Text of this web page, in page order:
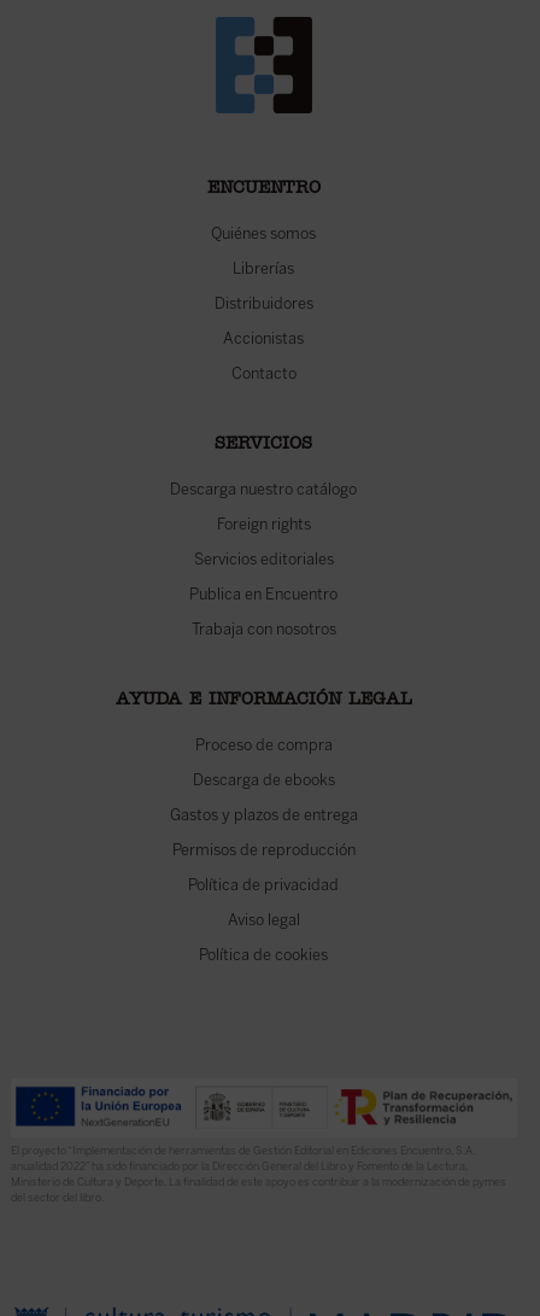
ENCUENTRO
Quiénes somos
Librerías
Distribuidores
Accionistas
Contacto
SERVICIOS
Descarga nuestro catálogo
Foreign rights
Servicios editoriales
Publica en Encuentro
Trabaja con nosotros
AYUDA E INFORMACIÓN LEGAL
Proceso de compra
Descarga de ebooks
Gastos y plazos de entrega
Permisos de reproducción
Política de privacidad
Aviso legal
Política de cookies
El proyecto “Implementación de herramientas de Gestión Editorial en Ediciones Encuentro, S.A.
anualidad 2022” ha sido financiado por la Dirección General del Libro y Fomento de la Lectura,
Ministerio de Cultura y Deporte. La finalidad de este apoyo es contribuir a la modernización de pymes
del sector del libro.